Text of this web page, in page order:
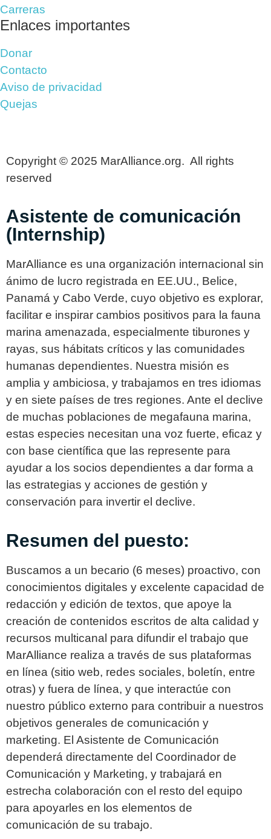
Carreras
Enlaces importantes
Donar
Contacto
Aviso de privacidad
Quejas
Copyright © 2025 MarAlliance.org. All rights
reserved
Asistente de comunicación
(Internship)
MarAlliance es una organización internacional sin
ánimo de lucro registrada en EE.UU., Belice,
Panamá y Cabo Verde, cuyo objetivo es explorar,
facilitar e inspirar cambios positivos para la fauna
marina amenazada, especialmente tiburones y
rayas, sus hábitats críticos y las comunidades
humanas dependientes. Nuestra misión es
amplia y ambiciosa, y trabajamos en tres idiomas
y en siete países de tres regiones. Ante el declive
de muchas poblaciones de megafauna marina,
estas especies necesitan una voz fuerte, eficaz y
con base científica que las represente para
ayudar a los socios dependientes a dar forma a
las estrategias y acciones de gestión y
conservación para invertir el declive.
Resumen del puesto:
Buscamos a un becario (6 meses) proactivo, con
conocimientos digitales y excelente capacidad de
redacción y edición de textos, que apoye la
creación de contenidos escritos de alta calidad y
recursos multicanal para difundir el trabajo que
MarAlliance realiza a través de sus plataformas
en línea (sitio web, redes sociales, boletín, entre
otras) y fuera de línea, y que interactúe con
nuestro público externo para contribuir a nuestros
objetivos generales de comunicación y
marketing. El Asistente de Comunicación
dependerá directamente del Coordinador de
Comunicación y Marketing, y trabajará en
estrecha colaboración con el resto del equipo
para apoyarles en los elementos de
comunicación de su trabajo.